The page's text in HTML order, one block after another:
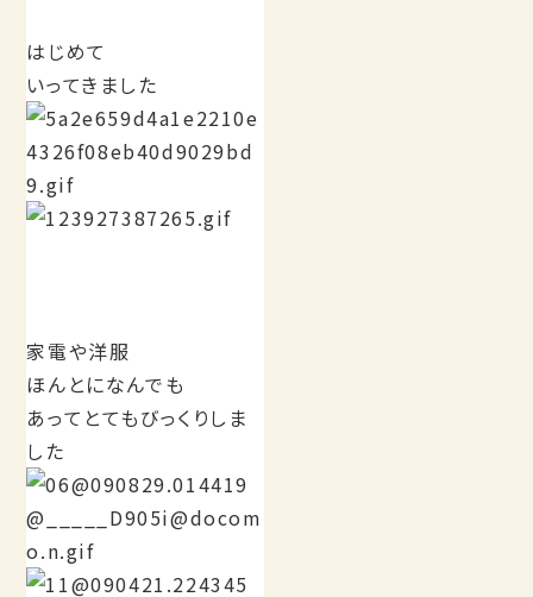
はじめて
いってきました
家電や洋服
ほんとになんでも
あってとてもびっくりしま
した